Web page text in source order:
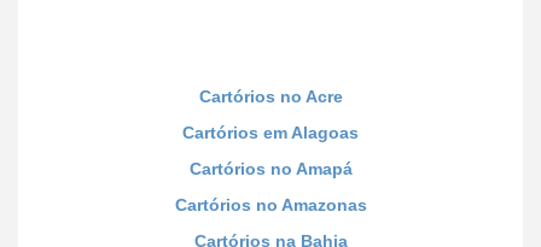
Cartórios no Acre
Cartórios em Alagoas
Cartórios no Amapá
Cartórios no Amazonas
Cartórios na Bahia